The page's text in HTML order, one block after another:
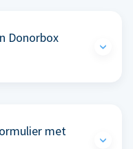
Donorbox
met